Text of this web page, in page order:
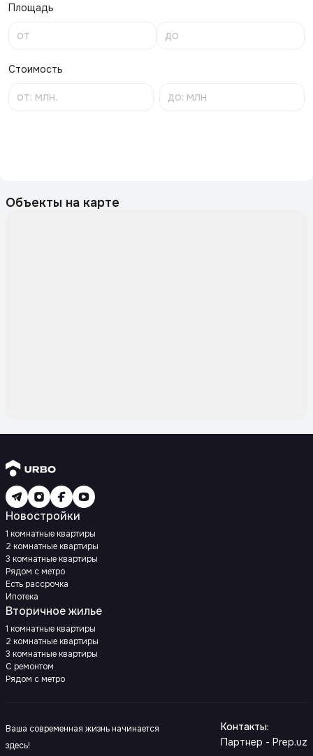
Площадь
Стоимость
Объекты на карте
Новостройки
1 комнатные квартиры
2 комнатные квартиры
3 комнатные квартиры
Рядом с метро
Есть рассрочка
Ипотека
Вторичное жилье
1 комнатные квартиры
2 комнатные квартиры
3 комнатные квартиры
С ремонтом
Рядом с метро
Ваша современная жизнь начинается
здесь!
Контакты:
Партнер - Prep.uz